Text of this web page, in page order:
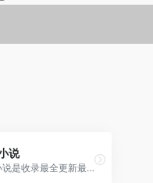
说
哔哩轻小说是收录最全更新最快的轻小说文库，动漫sf轻小说网站，提供轻小说在线阅读。